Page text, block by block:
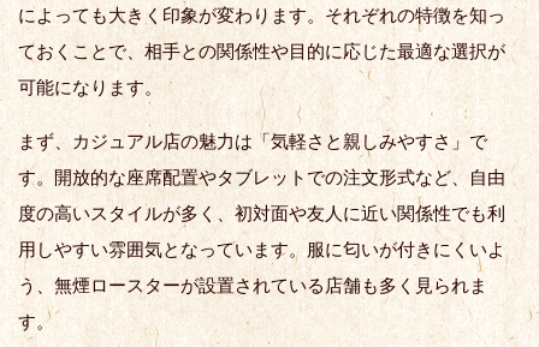
によっても大きく印象が変わります。それぞれの特徴を知っ
ておくことで、相手との関係性や目的に応じた最適な選択が
可能になります。
まず、カジュアル店の魅力は「気軽さと親しみやすさ」で
す。開放的な座席配置やタブレットでの注文形式など、自由
度の高いスタイルが多く、初対面や友人に近い関係性でも利
用しやすい雰囲気となっています。服に匂いが付きにくいよ
う、無煙ロースターが設置されている店舗も多く見られま
す。